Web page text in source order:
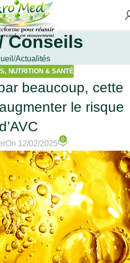
Conseils
Actualités
, NUTRITION & SANTÉ
beaucoup, cette
le risque
d’AVC
On 12/02/2025
0